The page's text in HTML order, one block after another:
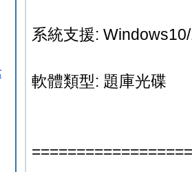
系統支援:
軟體類型: 題庫光碟